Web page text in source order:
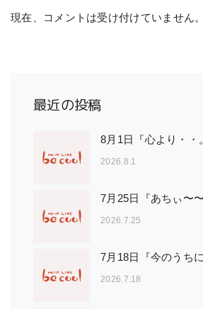
現在、コメントは受け付けていません。
最近の投稿
8月1日『心より・・
2026.8.1
7月25日『あちぃ〜〜
2026.7.25
7月18日『今のうちに
2026.7.18